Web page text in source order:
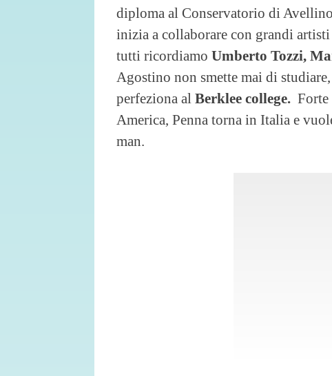
diploma al Conservatorio di
inizia a collaborare con grandi
tutti ricordiamo Umberto Tozzi,
Agostino non smette mai di
perfeziona al Berklee college. Forte
America, Penna torna in Italia e
man.